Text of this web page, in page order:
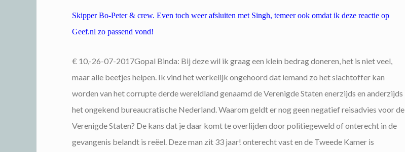
Skipper Bo-Peter & crew. Even toch weer afsluiten met Singh, temeer ook omdat ik deze reactie op
Geef.nl zo passend vond!
€ 10,-26-07-2017Gopal Binda: Bij deze wil ik graag een klein bedrag doneren, het is niet veel,
maar alle beetjes helpen. Ik vind het werkelijk ongehoord dat iemand zo het slachtoffer kan
worden van het corrupte derde wereldland genaamd de Verenigde Staten enerzijds en anderzijds
het ongekend bureaucratische Nederland. Waarom geldt er nog geen negatief reisadvies voor de
Verenigde Staten? De kans dat je daar komt te overlijden door politiegeweld of onterecht in de
gevangenis belandt is reëel. Deze man zit 33 jaar! onterecht vast en de Tweede Kamer is